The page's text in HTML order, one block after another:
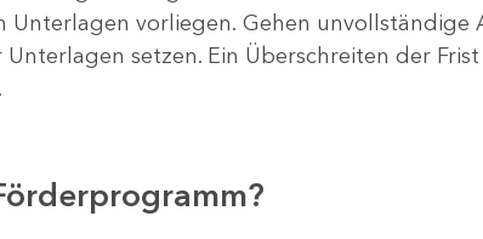
vorliegen. Gehen unvollständige
setzen. Ein Überschreiten der